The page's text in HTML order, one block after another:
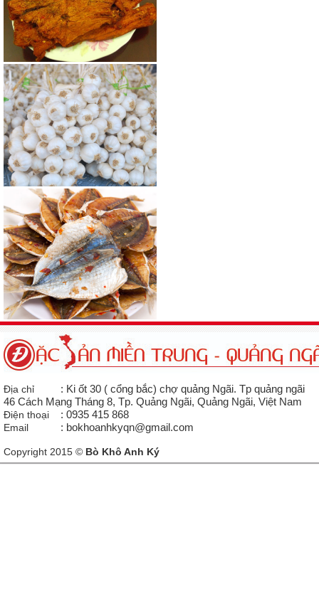
Địa chỉ
: Ki ốt 30 ( cổng bắc) chợ quảng Ngãi. Tp quảng ngãi
46 Cách Mạng Tháng 8, Tp. Quảng Ngãi, Quảng Ngãi, Việt Nam
Điện thoại
: 0935 415 868
Email
: bokhoanhkyqn@gmail.com
Copyright 2015 © Bò Khô Anh Ký